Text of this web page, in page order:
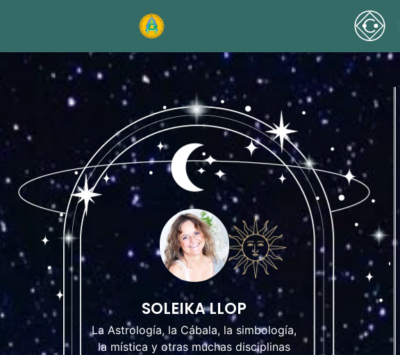
SOLEIKA LLOP
La Astrología, la Cábala, la simbología,
la mística y otras muchas disciplinas